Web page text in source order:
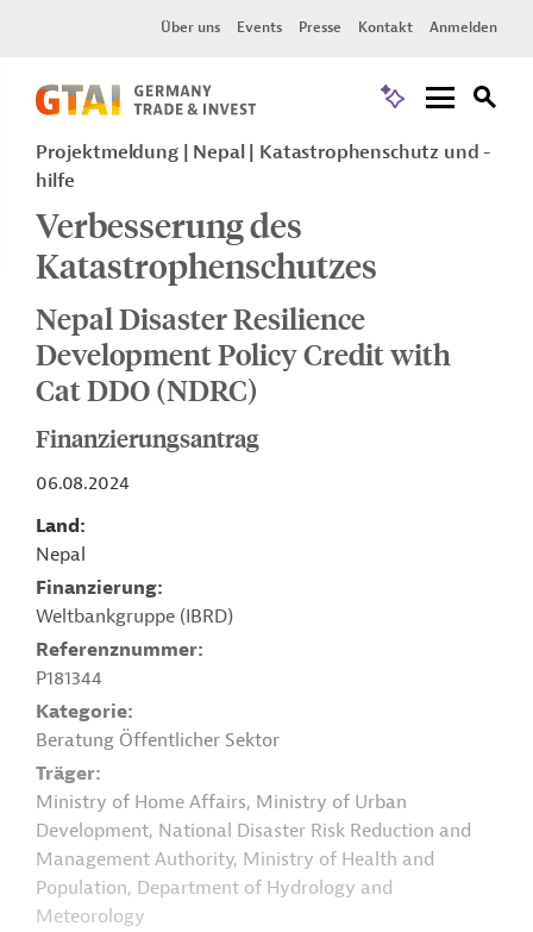
Über uns Events Presse Kontakt Anmelden
Projektmeldung Nepal
Katastrophenschutz und -
hilfe
Verbesserung des
Katastrophenschutzes
Nepal Disaster Resilience
Development Policy Credit with
Cat DDO (NDRC)
Finanzierungsantrag
06.08.2024
Land
Nepal
Finanzierung
Weltbankgruppe (IBRD)
Referenznummer
P181344
Kategorie
Beratung Öffentlicher Sektor
Träger
Ministry of Home Affairs, Ministry of Urban
Development, National Disaster Risk Reduction and
Management Authority, Ministry of Health and
Population, Department of Hydrology and
Meteorology